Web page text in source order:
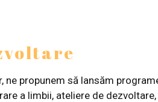
ne propunem să lansăm
a limbii, ateliere de